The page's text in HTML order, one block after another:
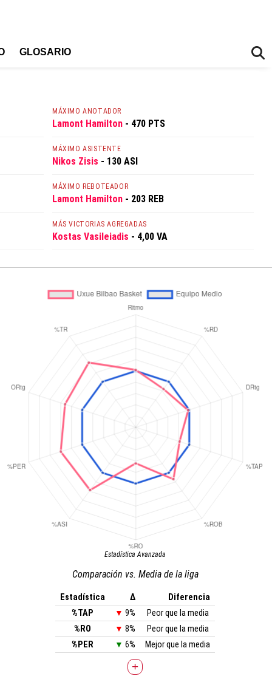
GLOSARIO
MÁXIMO ANOTADOR
Lamont Hamilton - 470 PTS
MÁXIMO ASISTENTE
Nikos Zisis - 130 ASI
MÁXIMO REBOTEADOR
Lamont Hamilton - 203 REB
MÁS VICTORIAS AGREGADAS
Kostas Vasileiadis - 4,00 VA
Estadística Avanzada
Comparación vs. Media de la liga
Estadística Δ
Diferencia
%TAP
▼ 9%
Peor que la media
%RO
▼ 8%
Peor que la media
%PER
▼ 6% Mejor que la media
+